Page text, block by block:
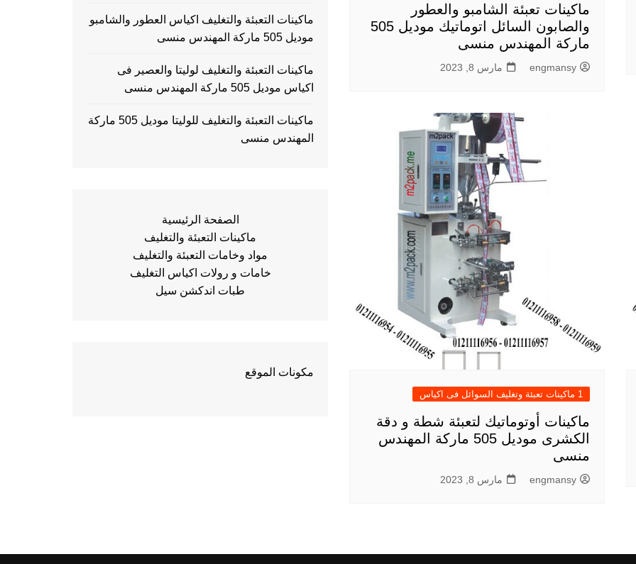
ماكينات تعبئة الشامبو والعطور
والصابون السائل اتوماتيك موديل 505
ماركة المهندس منسى
engmansy مارس 8, 2023
1 ماكينات تعبئة وتغليف السوائل فى اكياس
ماكينات أوتوماتيك لتعبئة شطة و دقة
الكشرى موديل 505 ماركة المهندس
منسى
engmansy مارس 8, 2023
ماكينات التعبئة والتغليف اكياس العطور والشامبو
موديل 505 ماركة المهندس منسى
ماكينات التعبئة والتغليف لوليتا والعصير فى
اكياس موديل 505 ماركة المهندس منسى
ماكينات التعبئة والتغليف للوليتا موديل 505 ماركة
المهندس منسى
الصفحة الرئيسية
ماكينات التعبئة والتغليف
مواد وخامات التعبئة والتغليف
خامات و رولات اكياس التغليف
طبات اندكشن سيل
مكونات الموقع